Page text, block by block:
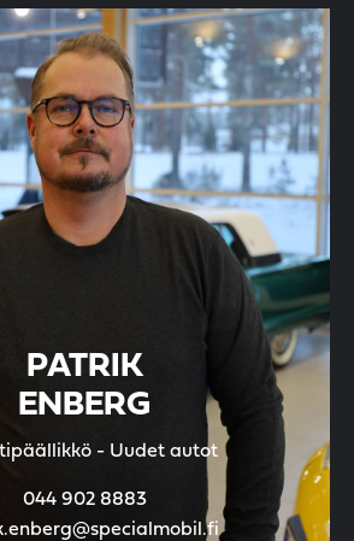
PATRIK
ENBERG
- Uudet autot
044 902 8883